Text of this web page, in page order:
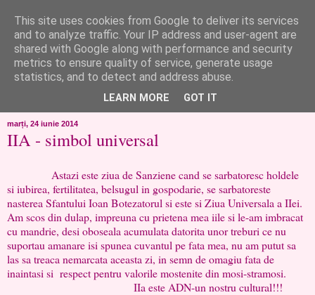
like ?...or not!
..de toate!!!!!..alandala...cum imi trec prin minte..si cum am
chef..incercate pe pielea mea..
marți, 24 iunie 2014
IIA - simbol universal
Astazi este ziua de Sanziene cand se sarbatoresc holdele
si iubirea, fertilitatea, belsugul in gospodarie, se sarbatoreste
nasterea Sfantului Ioan Botezatorul si este si Ziua Universala a IIei.
Am scos din dulap, impreuna cu prietena mea iile si le-am imbracat
cu mandrie, desi oboseala acumulata datorita unor treburi ce nu
suportau amanare isi spunea cuvantul pe fata mea, nu am putut sa
las sa treaca nemarcata aceasta zi, in semn de omagiu fata de
inaintasi si respect pentru valorile mostenite din mosi-stramosi.
IIa este ADN-un nostru cultural!!!
This site uses cookies from Google to deliver its services
and to analyze traffic. Your IP address and user-agent are
shared with Google along with performance and security
metrics to ensure quality of service, generate usage
statistics, and to detect and address abuse.
LEARN MORE GOT IT